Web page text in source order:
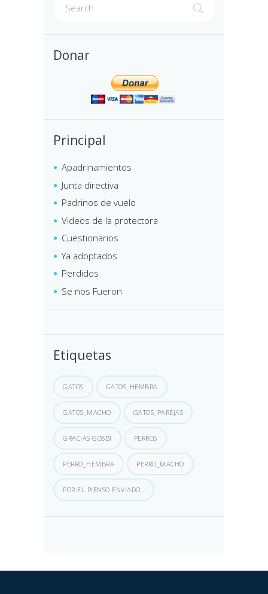
Donar
Principal
Apadrinamientos
Junta directiva
Padrinos de vuelo
Videos de la protectora
Cuestionarios
Ya adoptados
Perdidos
Se nos Fueron
Etiquetas
GATOS GATOS_HEMBRA
GATOS_MACHO GATOS_PAREJAS
GRACIAS GOSBI PERROS
PERRO_HEMBRA PERRO_MACHO
POR EL PIENSO ENVIADO .